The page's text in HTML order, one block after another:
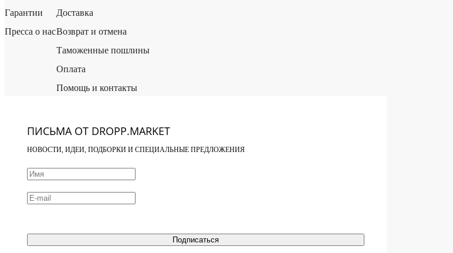
Гарантии
Пресса о нас
Доставка
Возврат и отмена
Таможенные пошлины
Оплата
Помощь и контакты
ПИСЬМА ОТ DROPP.MARKET
НОВОСТИ, ИДЕИ, ПОДБОРКИ И СПЕЦИАЛЬНЫЕ ПРЕДЛОЖЕНИЯ
Подписаться